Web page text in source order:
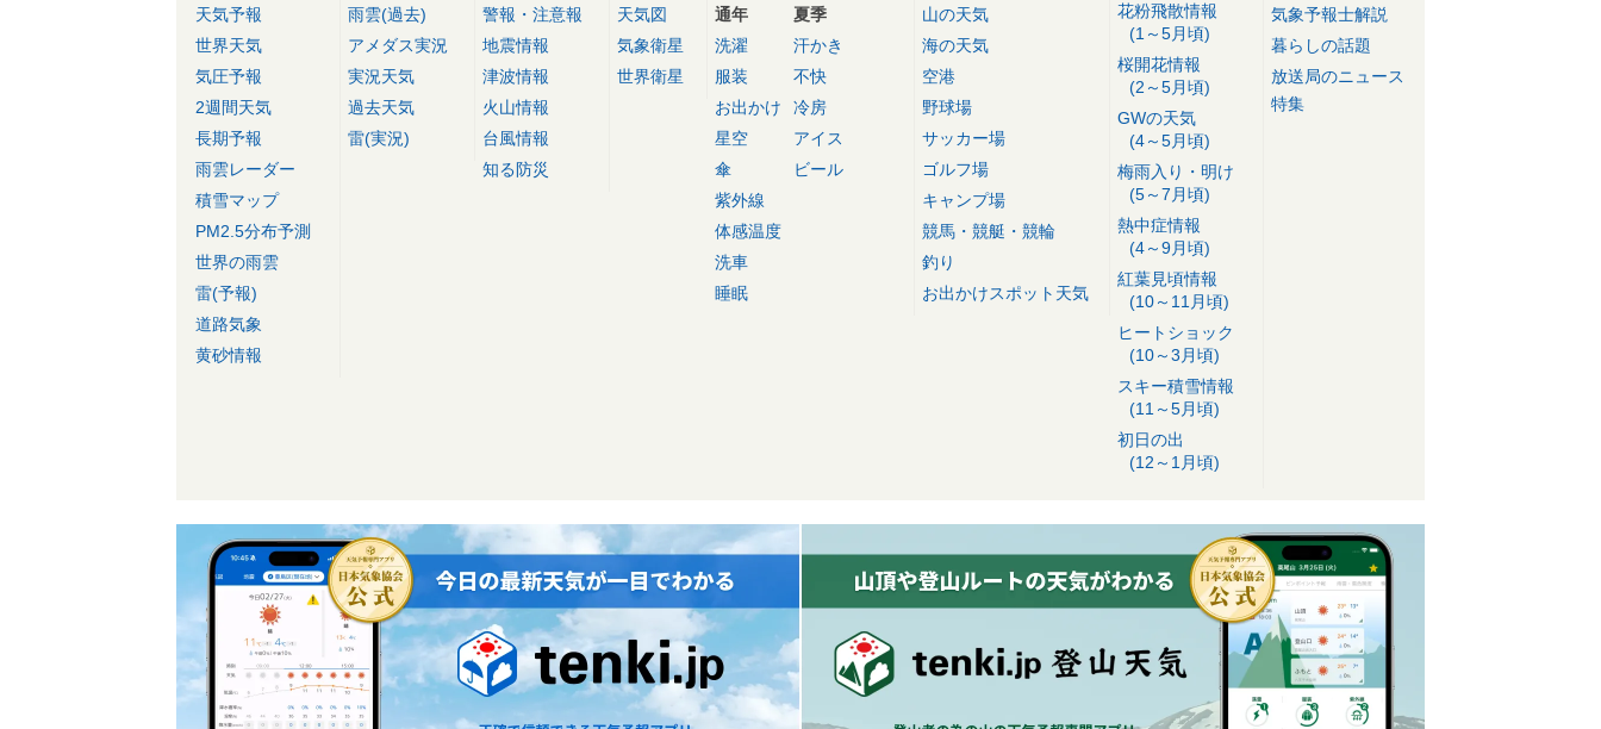
天気予報
世界天気
気圧予報
2週間天気
長期予報
雨雲レーダー
積雪マップ
PM2.5分布予測
世界の雨雲
雷(予報)
道路気象
黄砂情報
雨雲(過去)
アメダス実況
実況天気
過去天気
雷(実況)
警報・注意報
地震情報
津波情報
火山情報
台風情報
知る防災
天気図
気象衛星
世界衛星
通年
洗濯
服装
お出かけ
星空
傘
紫外線
体感温度
洗車
睡眠
夏季
汗かき
不快
冷房
アイス
ビール
山の天気
海の天気
空港
野球場
サッカー場
ゴルフ場
キャンプ場
競馬・競艇・競輪
釣り
お出かけスポット天気
花粉飛散情報
(1～5月頃)
桜開花情報
(2～5月頃)
GWの天気
(4～5月頃)
梅雨入り・明け
(5～7月頃)
熱中症情報
(4～9月頃)
紅葉見頃情報
(10～11月頃)
ヒートショック
(10～3月頃)
スキー積雪情報
(11～5月頃)
初日の出
(12～1月頃)
気象予報士解説
暮らしの話題
放送局のニュース
特集